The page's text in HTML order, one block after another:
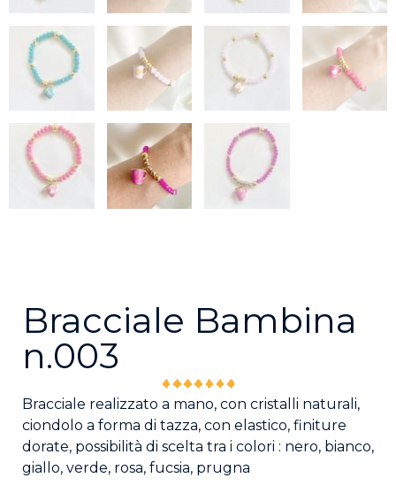
Bracciale Bambina
n.003
Bracciale realizzato a mano, con cristalli naturali,
ciondolo a forma di tazza, con elastico, finiture
dorate, possibilità di scelta tra i colori : nero, bianco,
giallo, verde, rosa, fucsia, prugna